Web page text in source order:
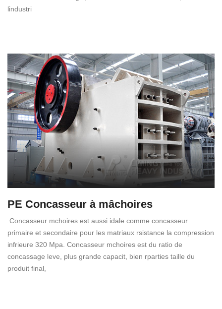
lindustri
PE Concasseur à mâchoires
Concasseur mchoires est aussi idale comme concasseur
primaire et secondaire pour les matriaux rsistance la compression
infrieure 320 Mpa. Concasseur mchoires est du ratio de
concassage leve, plus grande capacit, bien rparties taille du
produit final,